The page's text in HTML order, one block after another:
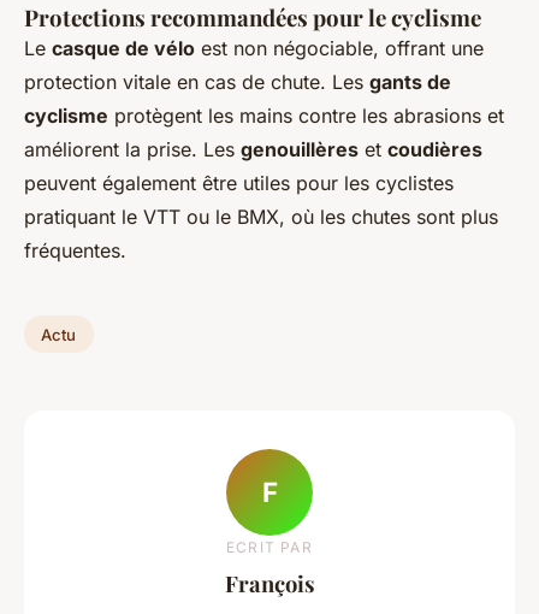
Protections recommandées pour le cyclisme
Le casque de vélo est non négociable, offrant une
protection vitale en cas de chute. Les gants de
cyclisme protègent les mains contre les abrasions et
améliorent la prise. Les genouillères et coudières
peuvent également être utiles pour les cyclistes
pratiquant le VTT ou le BMX, où les chutes sont plus
fréquentes.
Actu
F
ECRIT PAR
François